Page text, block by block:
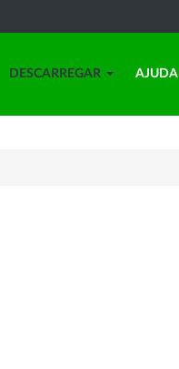
DESCARREGAR AJUDA